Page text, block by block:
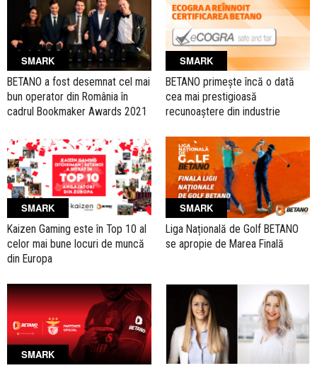
SMARK
BETANO a fost desemnat cel mai
bun operator din România în
cadrul Bookmaker Awards 2021
SMARK
BETANO primește încă o dată
cea mai prestigioasă
recunoaștere din industrie
SMARK
Kaizen Gaming este în Top 10 al
celor mai bune locuri de muncă
din Europa
SMARK
Liga Națională de Golf BETANO
se apropie de Marea Finală
SMARK